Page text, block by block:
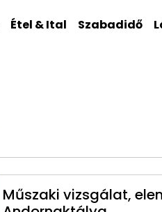
Étel & Ital Szabadidő
Műszaki vizsgálat,